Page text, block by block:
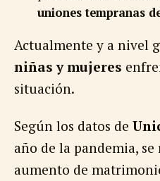
uniones tempranas
Actualmente y a nivel
niñas y mujeres
situación.
Según los datos de
año de la pandemia,
aumento de